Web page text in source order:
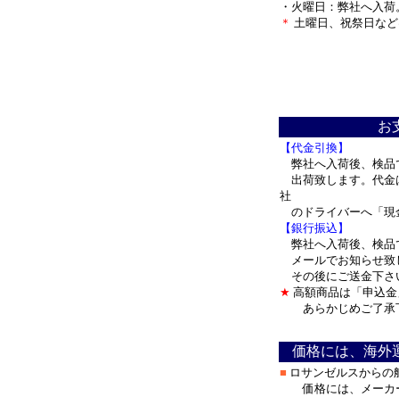
・火曜日：弊社へ入
＊ 土曜日、祝祭日な
お
【代金引換】
弊社へ入荷後、検品
出荷致します。代金
社
のドライバーへ「
【銀行振込】
弊社へ入荷後、検品
メールでお知らせ致
その後にご送金下さ
★ 高額商品は「申込
あらかじめご了承
価格には、海外
■ ロサンゼルスから
価格には、メーカ